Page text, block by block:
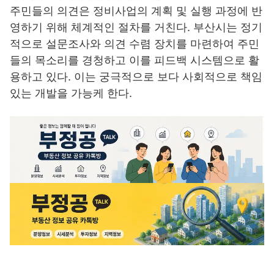
주민들의 의견은 정비사업의 계획 및 실행 과정에 반
영하기 위해 체계적인 절차를 거친다. 부산시는 정기
적으로 설문조사와 의견 수렴 장치를 마련하여 주민
들의 목소리를 경청하고 이를 피드백 시스템으로 활
용하고 있다. 이는 궁극적으로 보다 사회적으로 책임
있는 개발을 가능케 한다.